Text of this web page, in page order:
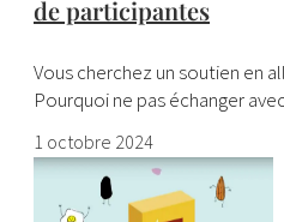
de participantes
Vous cherchez un soutien en
Pourquoi ne pas échanger
1 octobre 2024